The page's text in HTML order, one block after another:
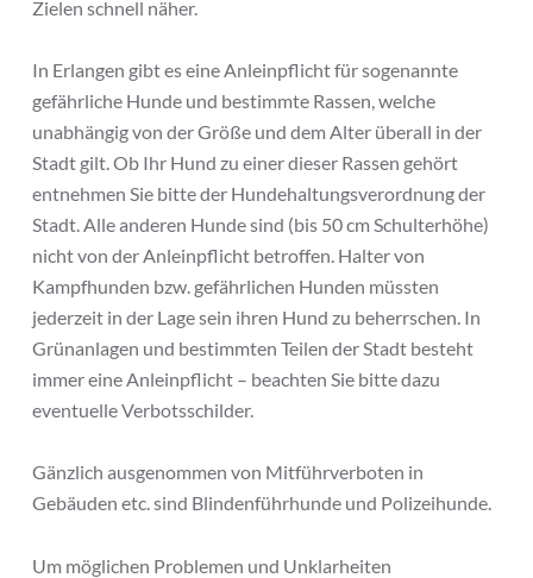
Zielen schnell näher.
In Erlangen gibt es eine Anleinpflicht für sogenannte
gefährliche Hunde und bestimmte Rassen, welche
unabhängig von der Größe und dem Alter überall in der
Stadt gilt. Ob Ihr Hund zu einer dieser Rassen gehört
entnehmen Sie bitte der Hundehaltungsverordnung der
Stadt. Alle anderen Hunde sind (bis 50 cm Schulterhöhe)
nicht von der Anleinpflicht betroffen. Halter von
Kampfhunden bzw. gefährlichen Hunden müssten
jederzeit in der Lage sein ihren Hund zu beherrschen. In
Grünanlagen und bestimmten Teilen der Stadt besteht
immer eine Anleinpflicht – beachten Sie bitte dazu
eventuelle Verbotsschilder.
Gänzlich ausgenommen von Mitführverboten in
Gebäuden etc. sind Blindenführhunde und Polizeihunde.
Um möglichen Problemen und Unklarheiten